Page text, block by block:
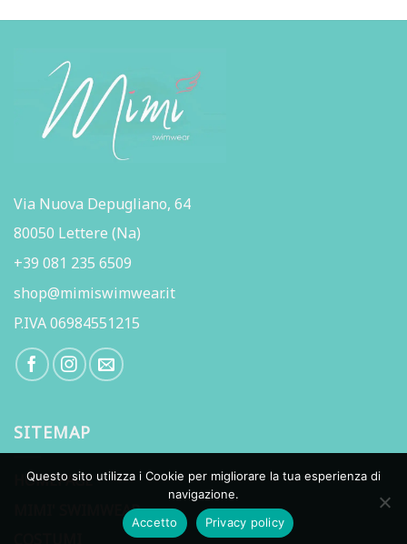
era: è:
Via Nuova Depugliano, 64
80050 Lettere (Na)
+39 081 235 6509
shop@mimiswimwear.it
P.IVA 06984551215
SITEMAP
HOMEPAGE
MIMI' SWIMWEAR
Questo sito utilizza i Cookie per migliorare la tua esperienza di
navigazione.
Accetto
Privacy policy